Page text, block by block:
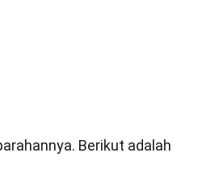
Berikut adalah